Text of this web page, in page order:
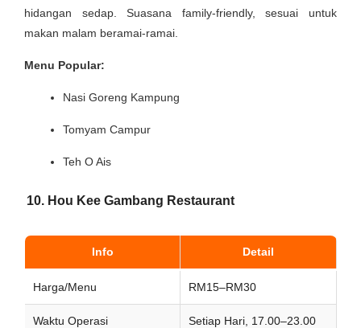
hidangan sedap. Suasana family-friendly, sesuai untuk
makan malam beramai-ramai.
Menu Popular:
Nasi Goreng Kampung
Tomyam Campur
Teh O Ais
10. Hou Kee Gambang Restaurant
Info Detail
Harga/Menu RM15–RM30
Waktu Operasi Setiap Hari, 17.00–23.00